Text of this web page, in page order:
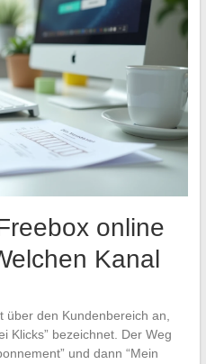
online
Kanal
über den Kundenbereich an,
Klicks” bezeichnet. Der Weg
und dann “Mein